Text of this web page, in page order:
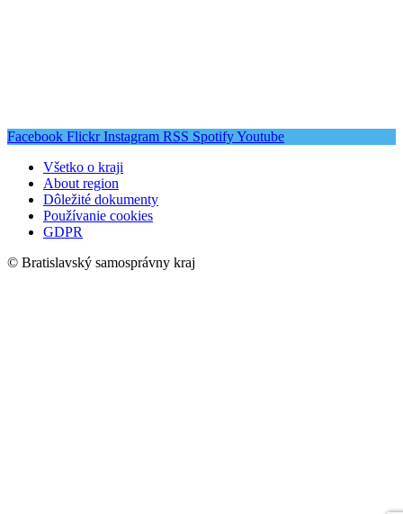
Facebook Flickr Instagram RSS SpotifyYoutube
Všetko o kraji
About region
Dôležité dokumenty
Používanie cookies
GDPR
© Bratislavský samosprávny kraj